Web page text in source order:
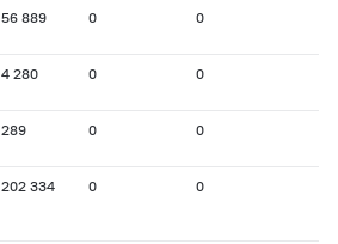
56 889 0 0
4 280 0 0
289 0 0
202 334 0 0